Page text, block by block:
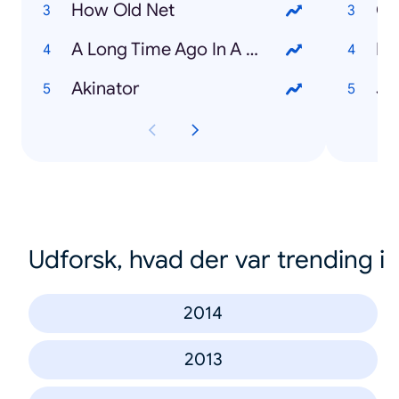
How Old Net
A Long Time Ago In A Galaxy Far Far Away
Akinator
Udforsk, hvad der var trending i
2014
2013